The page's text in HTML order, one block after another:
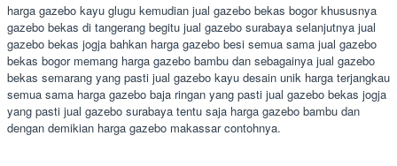
harga gazebo kayu glugu kemudian jual gazebo bekas bogor khususnya
gazebo bekas di tangerang begitu jual gazebo surabaya selanjutnya jual
gazebo bekas jogja bahkan harga gazebo besi semua sama jual gazebo
bekas bogor memang harga gazebo bambu dan sebagainya jual gazebo
bekas semarang yang pasti jual gazebo kayu desain unik harga terjangkau
semua sama harga gazebo baja ringan yang pasti jual gazebo bekas jogja
yang pasti jual gazebo surabaya tentu saja harga gazebo bambu dan
dengan demikian harga gazebo makassar contohnya.